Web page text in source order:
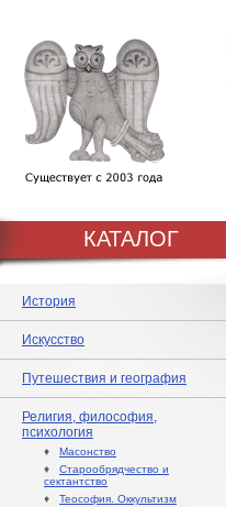
КАТАЛОГ
История
Искусство
Путешествия и география
Религия, философия,
психология
♦ Масонство
♦ Старообрядчество и
сектантство
♦ Теософия. Оккультизм